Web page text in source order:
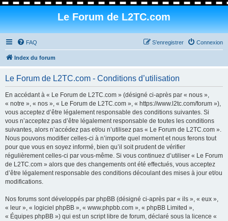
Le Forum de L2TC.com
FAQ Connexion
S’enregistrer
Index du forum
Le Forum de L2TC.com - Conditions d’utilisation
En accédant à « Le Forum de L2TC.com » (désigné ci-après par « nous »,
« notre », « nos », « Le Forum de L2TC.com », « https://www.l2tc.com/forum »),
vous acceptez d’être légalement responsable des conditions suivantes. Si
vous n’acceptez pas d’être légalement responsable de toutes les conditions
suivantes, alors n’accédez pas et/ou n’utilisez pas « Le Forum de L2TC.com ».
Nous pouvons modifier celles-ci à n’importe quel moment et nous ferons tout
pour que vous en soyez informé, bien qu’il soit prudent de vérifier
régulièrement celles-ci par vous-même. Si vous continuez d’utiliser « Le Forum
de L2TC.com » alors que des changements ont été effectués, vous acceptez
d’être légalement responsable des conditions découlant des mises à jour et/ou
modifications.
Nos forums sont développés par phpBB (désigné ci-après par « ils », « eux »,
« leur », « logiciel phpBB », « www.phpbb.com », « phpBB Limited »,
« Équipes phpBB ») qui est un script libre de forum, déclaré sous la licence «